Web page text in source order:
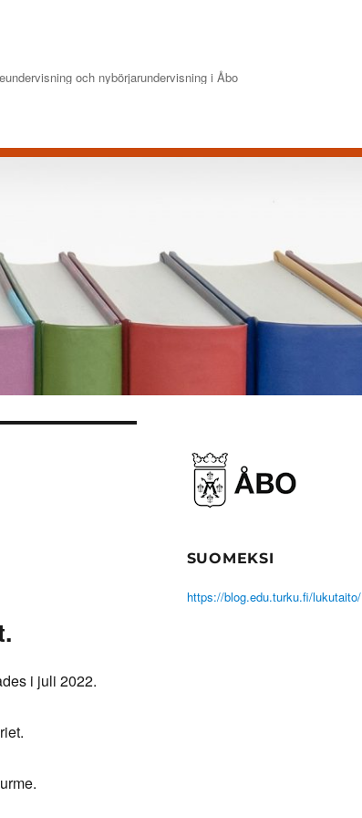
och nybörjarundervisning i Åbo
i juli 2022.
SUOMEKSI
https://blog.edu.turku.fi/lukutaito/